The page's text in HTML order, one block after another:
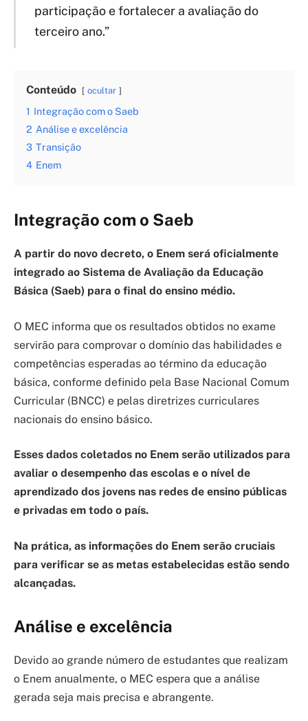
participação e fortalecer a avaliação do
terceiro ano.”
Conteúdo ocultar
1 Integração com o Saeb
2 Análise e excelência
3 Transição
4 Enem
Integração com o Saeb
A partir do novo decreto, o Enem será oficialmente
integrado ao Sistema de Avaliação da Educação
Básica (Saeb) para o final do ensino médio.
O MEC informa que os resultados obtidos no exame
servirão para comprovar o domínio das habilidades e
competências esperadas ao término da educação
básica, conforme definido pela Base Nacional Comum
Curricular (BNCC) e pelas diretrizes curriculares
nacionais do ensino básico.
Esses dados coletados no Enem serão utilizados para
avaliar o desempenho das escolas e o nível de
aprendizado dos jovens nas redes de ensino públicas
e privadas em todo o país.
Na prática, as informações do Enem serão cruciais
para verificar se as metas estabelecidas estão sendo
alcançadas.
Análise e excelência
Devido ao grande número de estudantes que realizam
o Enem anualmente, o MEC espera que a análise
gerada seja mais precisa e abrangente.